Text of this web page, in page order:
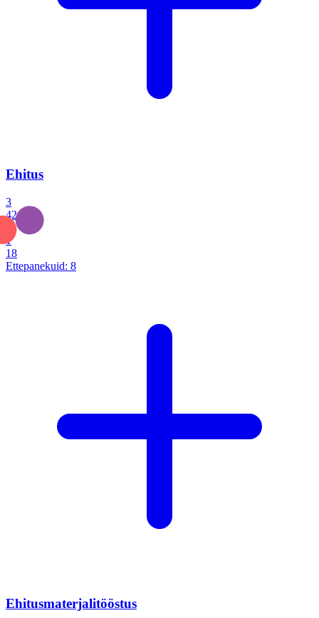
Ehitus
3
42
1
18
Ettepanekuid: 8
Ehitusmaterjalitööstus